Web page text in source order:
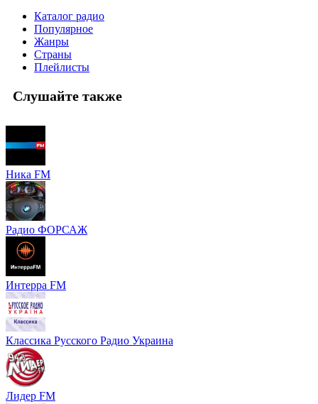
Каталог радио
Популярное
Жанры
Страны
Плейлисты
Слушайте также
Ника FM
Радио ФОРСАЖ
Интерра FM
Классика Русского Радио Украина
Лидер FM